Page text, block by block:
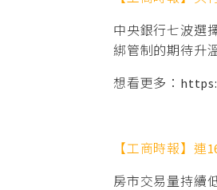
中央銀行七波選
綁管制的期待升
想看更多：
【工商時報】
房市交易量持續